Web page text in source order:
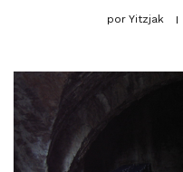
porYitzjak